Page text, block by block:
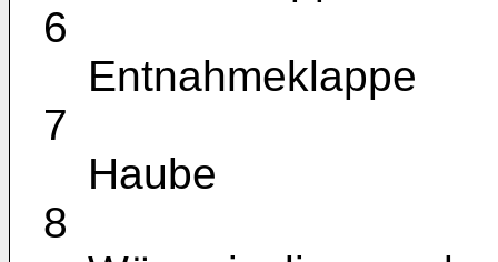
6
Entnahmeklappe
7
Haube
8